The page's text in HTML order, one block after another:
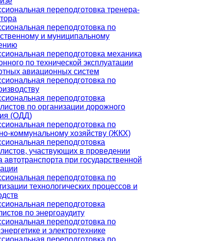
переподготовка тренера-
переподготовка по
и муниципальному
переподготовка механика
по технической эксплуатации
авиационных систем
переподготовка по
переподготовка
по организации дорожного
(ОДД)
переподготовка по
коммунальному хозяйству (ЖКХ)
переподготовка
участвующих в проведении
автотранспорта при государственной
переподготовка по
технологических процессов и
переподготовка
по энергоаудиту
переподготовка по
и электротехнике
переподготовка по